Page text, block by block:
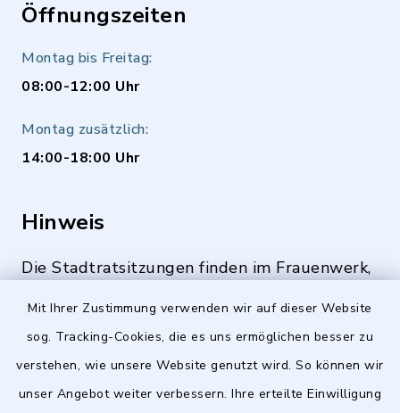
Mit Ihrer Zustimmung verwenden wir auf dieser Website
sog. Tracking-Cookies, die es uns ermöglichen besser zu
verstehen, wie unsere Website genutzt wird. So können wir
unser Angebot weiter verbessern. Ihre erteilte Einwilligung
Öffnungszeiten
Montag bis Freitag:
08:00-12:00 Uhr
Montag zusätzlich:
14:00-18:00 Uhr
Hinweis
Die Stadtratsitzungen finden im Frauenwerk,
Quicklinks